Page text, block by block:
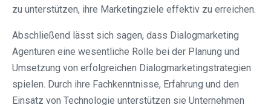
zu unterstützen, ihre Marketingziele effektiv zu erreichen.
Abschließend lässt sich sagen, dass Dialogmarketing
Agenturen eine wesentliche Rolle bei der Planung und
Umsetzung von erfolgreichen Dialogmarketingstrategien
spielen. Durch ihre Fachkenntnisse, Erfahrung und den
Einsatz von Technologie unterstützen sie Unternehmen